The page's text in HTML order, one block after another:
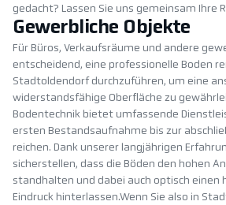
gedacht? Lassen Sie uns gemeinsam Ihre
Gewerbliche Objekte
Für Büros, Verkaufsräume und andere
entscheidend, eine professionelle Boden
Stadtoldendorf durchzuführen, um eine
widerstandsfähige Oberfläche zu
Bodentechnik bietet umfassende
ersten Bestandsaufnahme bis zur
reichen. Dank unserer langjährigen
sicherstellen, dass die Böden den hohen
standhalten und dabei auch optisch einen
Eindruck hinterlassen.Wenn Sie also in